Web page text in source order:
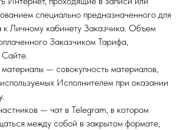
специально предназначенного для
к Личному кабинету Заказчика. Объем
Заказчиком Тарифа,
материалы — совокупность материалов,
Исполнителем при оказании
— чат в Telegram, в котором
между собой в закрытом формате,